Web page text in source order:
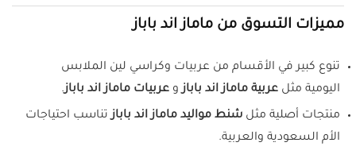
مميزات التسوق من ماماز اند باباز
تنوع كبير في الأقسام من عربيات وكراسي لين الملابس
اليومية مثل عربية ماماز اند بابازو عربيات ماماز اند باباز.
منتجات أصلية مثل شنط مواليد ماماز اند بابازتناسب احتياجات
الأم السعودية والعربية.